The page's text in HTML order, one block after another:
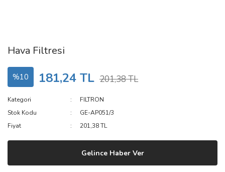
Hava Filtresi
%10 181,24 TL 201,38 TL
Kategori
FILTRON
Stok Kodu
GE-AP051/3
Fiyat
201,38 TL
Gelince Haber Ver